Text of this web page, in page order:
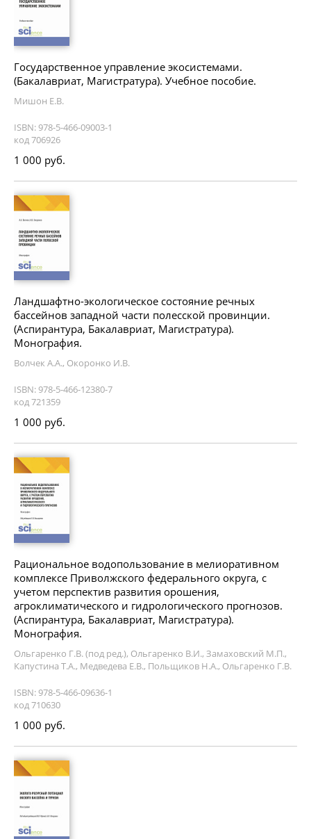
Государственное управление экосистемами.
(Бакалавриат, Магистратура). Учебное пособие.
Мишон Е.В.
ISBN: 978-5-466-09003-1
код 706926
1 000 руб.
Ландшафтно-экологическое состояние речных
бассейнов западной части полесской провинции.
(Аспирантура, Бакалавриат, Магистратура).
Монография.
Волчек А.А., Окоронко И.В.
ISBN: 978-5-466-12380-7
код 721359
1 000 руб.
Рациональное водопользование в мелиоративном
комплексе Приволжского федерального округа, с
учетом перспектив развития орошения,
агроклиматического и гидрологического прогнозов.
(Аспирантура, Бакалавриат, Магистратура).
Монография.
Ольгаренко Г.В. (под ред.), Ольгаренко В.И., Замаховский М.П.,
Капустина Т.А., Медведева Е.В., Польщиков Н.А., Ольгаренко Г.В.
ISBN: 978-5-466-09636-1
код 710630
1 000 руб.